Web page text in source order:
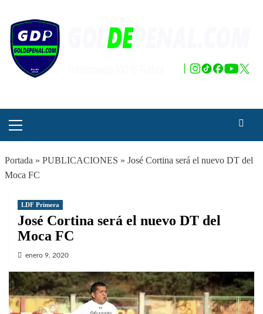
contenido
principal
Portada » PUBLICACIONES » José Cortina será el nuevo DT del
Moca FC
LDF Primera
José Cortina será el nuevo DT del
Moca FC
enero 9, 2020